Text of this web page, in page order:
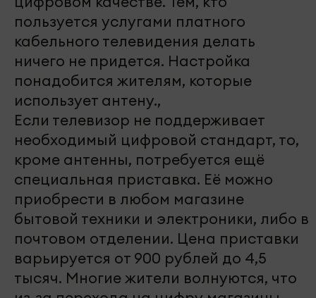
пользуется услугами платного
кабельного телевидения делать
ничего не придется. Настройка
понадобится жителям, которые
использует антену.,
Если телевизор не поддерживает
необходимый цифровой стандарт, то,
кроме антенны, потребуется ещё
специальная приставка. Её можно
приобрести в любом магазине
бытовой техники и электроники, либо в
почтовом отделении. Цена приставки
варьируется от 900 рублей до 4,5
тысяч. Многие жители волнуются, что